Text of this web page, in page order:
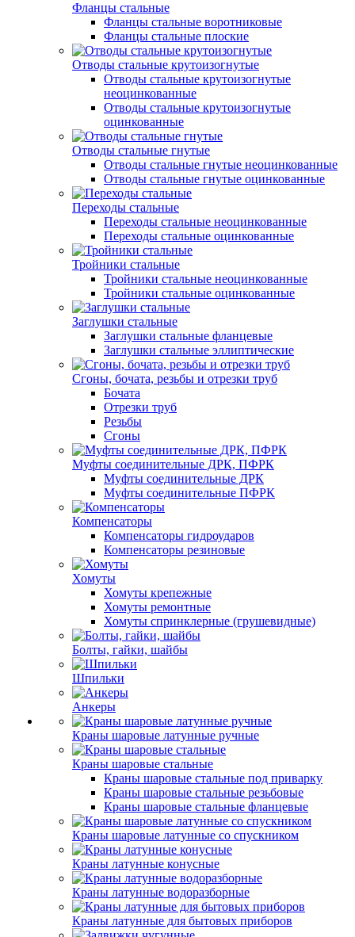
Фланцы стальные
Фланцы стальные воротниковые
Фланцы стальные плоские
Отводы стальные крутоизогнутые
Отводы стальные крутоизогнутые
неоцинкованные
Отводы стальные крутоизогнутые
оцинкованные
Отводы стальные гнутые
Отводы стальные гнутые неоцинкованные
Отводы стальные гнутые оцинкованные
Переходы стальные
Переходы стальные неоцинкованные
Переходы стальные оцинкованные
Тройники стальные
Тройники стальные неоцинкованные
Тройники стальные оцинкованные
Заглушки стальные
Заглушки стальные фланцевые
Заглушки стальные эллиптические
Сгоны, бочата, резьбы и отрезки труб
Бочата
Отрезки труб
Резьбы
Сгоны
Муфты соединительные ДРК, ПФРК
Муфты соединительные ДРК
Муфты соединительные ПФРК
Компенсаторы
Компенсаторы гидроударов
Компенсаторы резиновые
Хомуты
Хомуты крепежные
Хомуты ремонтные
Хомуты спринклерные (грушевидные)
Болты, гайки, шайбы
Шпильки
Анкеры
Краны шаровые латунные ручные
Краны шаровые стальные
Краны шаровые стальные под приварку
Краны шаровые стальные резьбовые
Краны шаровые стальные фланцевые
Краны шаровые латунные со спускником
Краны латунные конусные
Краны латунные водоразборные
Краны латунные для бытовых приборов